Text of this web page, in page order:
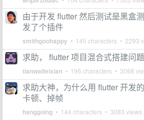
由于开发 flutter 然后测试是黑盒
发了个插件
smithgoohappy • 145 characters • 2293
求助， flutter 项目混合式搭建问题
tianwaifeixian • 196 characters • 3068
求助大神，为什么用 flutter 开发
卡顿、掉帧
hanggoing • 144 characters • 3083 views